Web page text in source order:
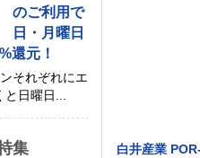
白井産業
のご利用で
日・月曜日
還元！
それぞれにエ
日曜日...
集